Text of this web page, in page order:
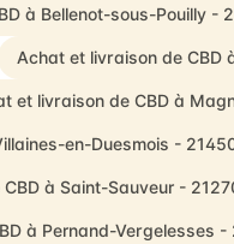
à Bellenot-sous-Pouilly -
Achat et livraison de CBD
et livraison de CBD à
en-Duesmois -
à Saint-Sauveur -
à Pernand-Vergelesses -